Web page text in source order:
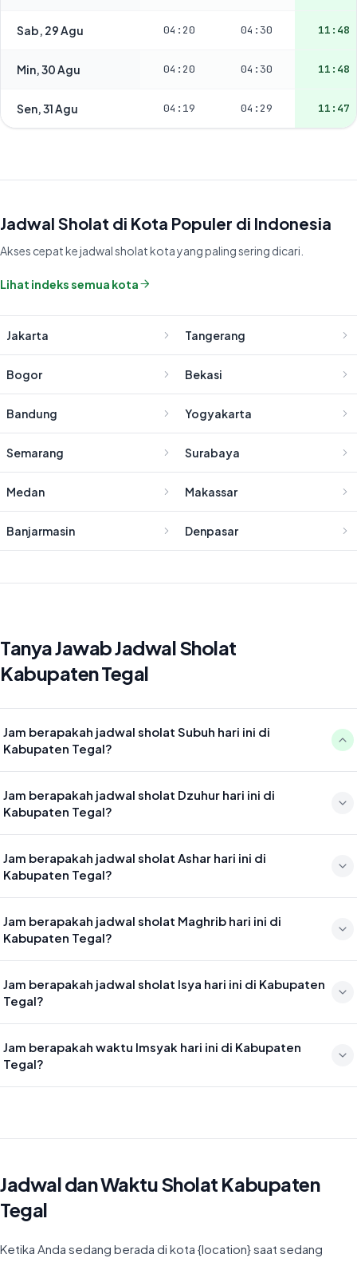
Sab, 29 Agu 04:20 04:30 11:48
Min, 30 Agu 04:20 04:30 11:48
Sen, 31 Agu 04:19 04:29 11:47
Jadwal Sholat di Kota Populer di Indonesia
Akses cepat ke jadwal sholat kota yang paling sering dicari.
Lihat indeks semua kota
Jakarta Tangerang
Bogor Bekasi
Bandung Yogyakarta
Semarang Surabaya
Medan Makassar
Banjarmasin Denpasar
Tanya Jawab Jadwal Sholat
Kabupaten Tegal
Jam berapakah jadwal sholat Subuh hari ini di
Kabupaten Tegal?
Jam berapakah jadwal sholat Dzuhur hari ini di
Kabupaten Tegal?
Jam berapakah jadwal sholat Ashar hari ini di
Kabupaten Tegal?
Jam berapakah jadwal sholat Maghrib hari ini di
Kabupaten Tegal?
Jam berapakah jadwal sholat Isya hari ini di Kabupaten
Tegal?
Jam berapakah waktu Imsyak hari ini di Kabupaten
Tegal?
Jadwal dan Waktu Sholat Kabupaten
Tegal
Ketika Anda sedang berada di kota {location} saat sedang